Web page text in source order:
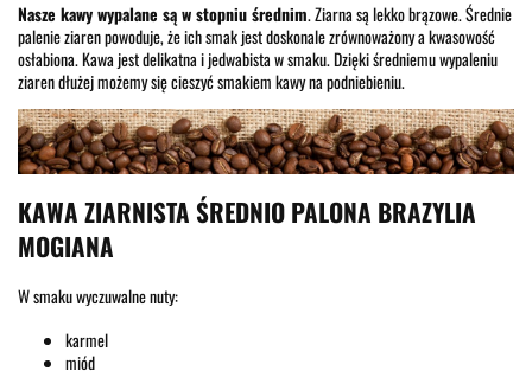
Nasze kawy wypalane są w stopniu średnim. Ziarna są lekko brązowe. Średnie
palenie ziaren powoduje, że ich smak jest doskonale zrównoważony a kwasowość
osłabiona. Kawa jest delikatna i jedwabista w smaku. Dzięki średniemu wypaleniu
ziaren dłużej możemy się cieszyć smakiem kawy na podniebieniu.
KAWA ZIARNISTA ŚREDNIO PALONA BRAZYLIA
MOGIANA
W smaku wyczuwalne nuty:
karmel
miód